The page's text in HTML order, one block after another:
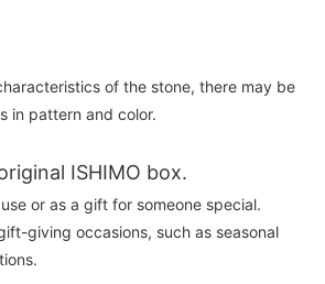
of the stone, there may be
in pattern and color.
ISHIMO box.
or as a gift for someone special.
giving occasions, such as seasonal